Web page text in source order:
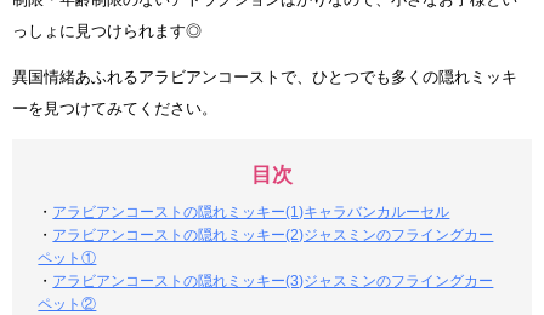
っしょに見つけられます◎
異国情緒あふれるアラビアンコーストで、ひとつでも多くの隠れミッキ
ーを見つけてみてください。
目次
・ アラビアンコーストの隠れミッキー(1)キャラバンカルーセル
・ アラビアンコーストの隠れミッキー(2)ジャスミンのフライングカー
ペット①
・ アラビアンコーストの隠れミッキー(3)ジャスミンのフライングカー
ペット②